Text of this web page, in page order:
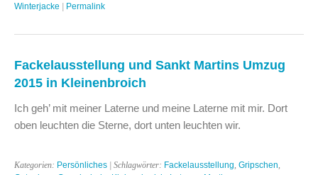
Winterjacke | Permalink
Fackelausstellung und Sankt Martins Umzug
2015 in Kleinenbroich
Ich geh’ mit meiner Laterne und meine Laterne mit mir. Dort
oben leuchten die Sterne, dort unten leuchten wir.
Kategorien: Persönliches | Schlagwörter: Fackelausstellung Gripschen